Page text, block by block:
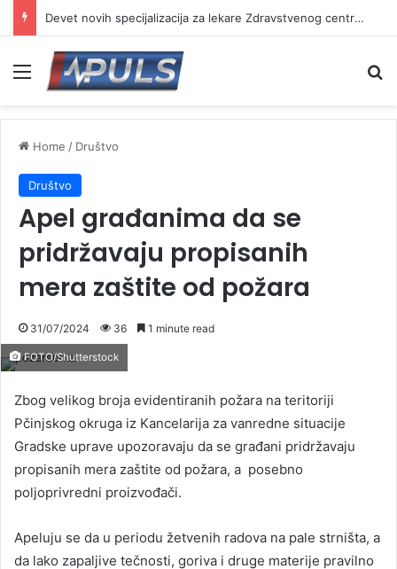
Devet novih specijalizacija za lekare Zdravstvenog centra Vranje
Menu
Home / Društvo
Društvo
Apel građanima da se
pridržavaju propisanih
mera zaštite od požara
31/07/2024 36 1 minute read
FOTO/Shutterstock
Zbog velikog broja evidentiranih požara na teritoriji
Pčinjskog okruga iz Kancelarija za vanredne situacije
Gradske uprave upozoravaju da se građani pridržavaju
propisanih mera zaštite od požara, a posebno
poljoprivredni proizvođači.
Apeluju se da u periodu žetvenih radova na pale strništa, a
da lako zapaljive tečnosti, goriva i druge materije pravilno